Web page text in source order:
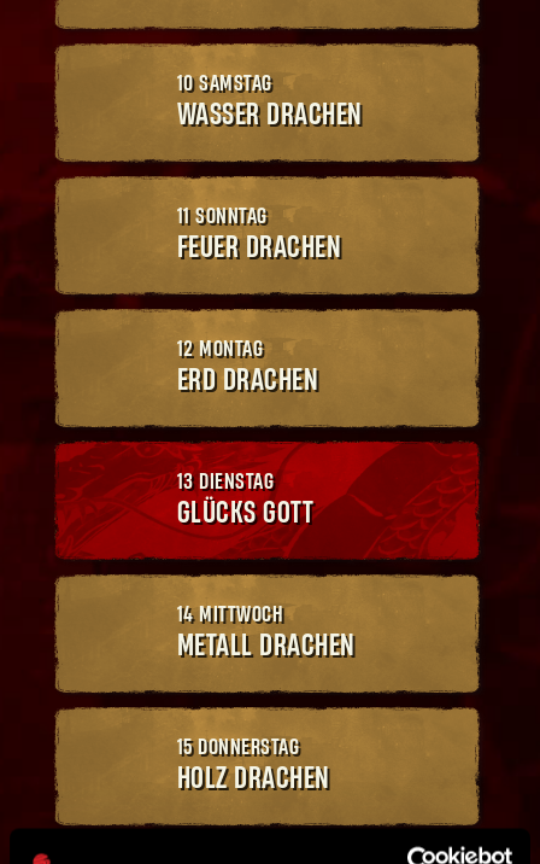
10 SAMSTAG
WASSER DRACHEN
11 SONNTAG
FEUER DRACHEN
12 MONTAG
ERD DRACHEN
13 DIENSTAG
GLÜCKS GOTT
14 MITTWOCH
METALL DRACHEN
15 DONNERSTAG
HOLZ DRACHEN